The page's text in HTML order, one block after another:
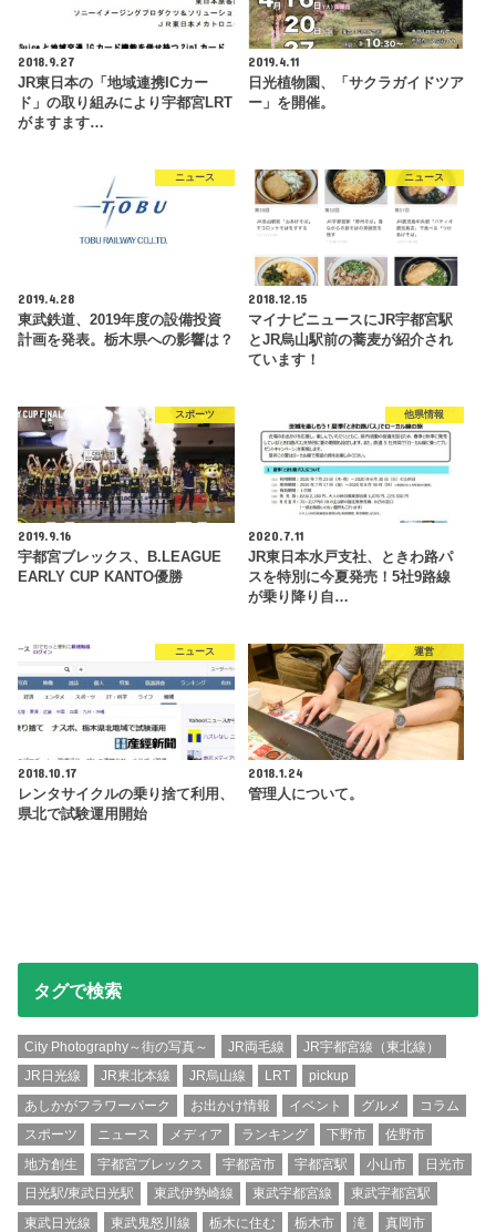
2018.9.27
JR東日本の「地域連携ICカー
ド」の取り組みにより宇都宮LRT
がますます…
2019.4.11
日光植物園、「サクラガイドツア
ー」を開催。
ニュース
2019.4.28
東武鉄道、2019年度の設備投資
計画を発表。栃木県への影響は？
ニュース
2018.12.15
マイナビニュースにJR宇都宮駅
とJR烏山駅前の蕎麦が紹介され
ています！
スポーツ
2019.9.16
宇都宮ブレックス、B.LEAGUE
EARLY CUP KANTO優勝
他県情報
2020.7.11
JR東日本水戸支社、ときわ路パ
スを特別に今夏発売！5社9路線
が乗り降り自…
ニュース
2018.10.17
レンタサイクルの乗り捨て利用、
県北で試験運用開始
運営
2018.1.24
管理人について。
タグで検索
City Photography～街の写真～ JR両毛線
JR宇都宮線（東北線）
JR日光線
JR東北本線 JR烏山線 LRT
pickup
あしかがフラワーパーク
お出かけ情報 イベント グルメ
コラム
スポーツ
ニュース メディア ランキング 下野市
佐野市
地方創生
宇都宮ブレックス 宇都宮市 宇都宮駅 小山市
日光市
日光駅/東武日光駅
東武伊勢崎線 東武宇都宮線
東武宇都宮駅
東武日光線
東武鬼怒川線 栃木に住む 栃木市 滝
真岡市